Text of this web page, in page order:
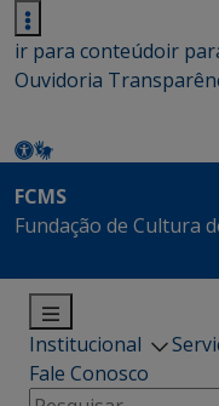
ir para conteúdoir
Ouvidoria
FCMS
Fundação de Cultura
Institucional
Fale Conosco